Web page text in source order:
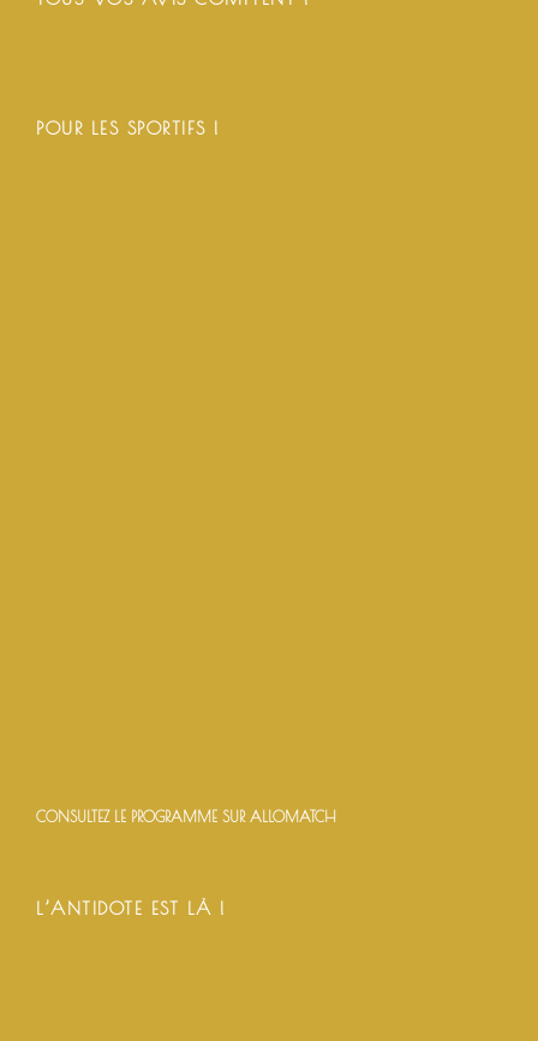
POUR LES SPORTIFS !
CONSULTEZ LE PROGRAMME SUR ALLOMATCH
L’ANTIDOTE EST LÀ !